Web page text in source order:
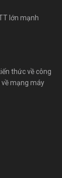
lớn mạnh
thức về công
mạng máy